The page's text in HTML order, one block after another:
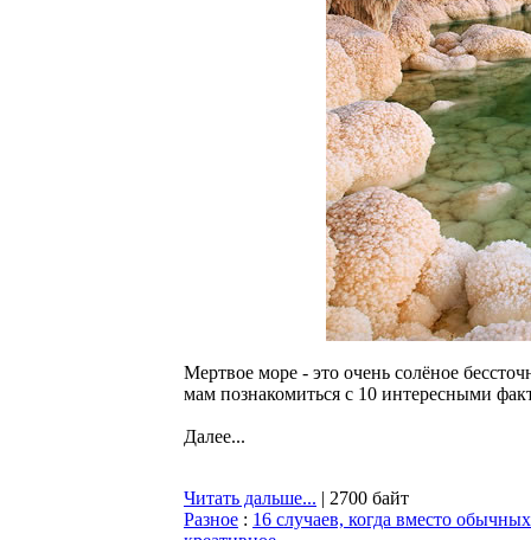
Мертвое море - это очень солёное
мам познакомиться с 10 интересными
Далее...
Читать дальше... | 2700 байт
Разное : 16 случаев, когда вместо